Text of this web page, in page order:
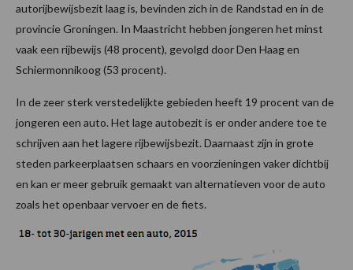
autorijbewijsbezit laag is, bevinden zich in de Randstad en in de
provincie Groningen. In Maastricht hebben jongeren het minst
vaak een rijbewijs (48 procent), gevolgd door Den Haag en
Schiermonnikoog (53 procent).
In de zeer sterk verstedelijkte gebieden heeft 19 procent van de
jongeren een auto. Het lage autobezit is er onder andere toe te
schrijven aan het lagere rijbewijsbezit. Daarnaast zijn in grote
steden parkeerplaatsen schaars en voorzieningen vaker dichtbij
en kan er meer gebruik gemaakt van alternatieven voor de auto
zoals het openbaar vervoer en de fiets.